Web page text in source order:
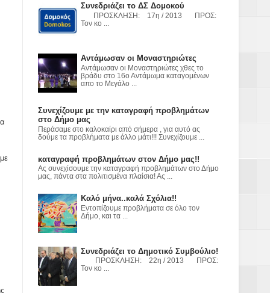
Συνεδριάζει το ΔΣ Δομοκού
ΠΡΟΣΚΛΗΣΗ: 17η / 2013 ΠΡΟΣ:
Τον κο ...
Αντάμωσαν οι Μοναστηριώτες
Αντάμωσαν οι Μοναστηριώτες χθες το
βράδυ στο 16ο Αντάμωμα καταγομένων
απο το Μεγάλο ...
Συνεχίζουμε με την καταγραφή προβλημάτων
στο Δήμο μας
Περάσαμε στο καλοκαίρι από σήμερα , για αυτό ας
δούμε τα προβλήματα με άλλο μάτι!!! Συνεχίζουμε ...
καταγραφή προβλημάτων στον Δήμο μας!!
Ας συνεχίσουμε την καταγραφή προβλημάτων στο Δήμο
μας, πάντα στα πολιτισμένα πλαίσια! Ας ...
Καλό μήνα..καλά Σχόλια!!
Εντοπίζουμε προβλήματα σε όλο τον
Δήμο, και τα ...
Συνεδριάζει το Δημοτικό Συμβούλιο!
ΠΡΟΣΚΛΗΣΗ: 22η / 2013 ΠΡΟΣ:
Τον κο ...